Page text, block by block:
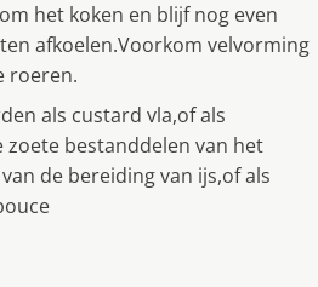
het koken en blijf nog even
afkoelen.Voorkom velvorming
roeren.
als custard vla,of als
zoete bestanddelen van het
de bereiding van ijs,of als